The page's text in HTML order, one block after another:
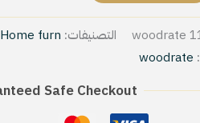
woodrate التصنيفات: Home furn
woodrate
Safe Checkout